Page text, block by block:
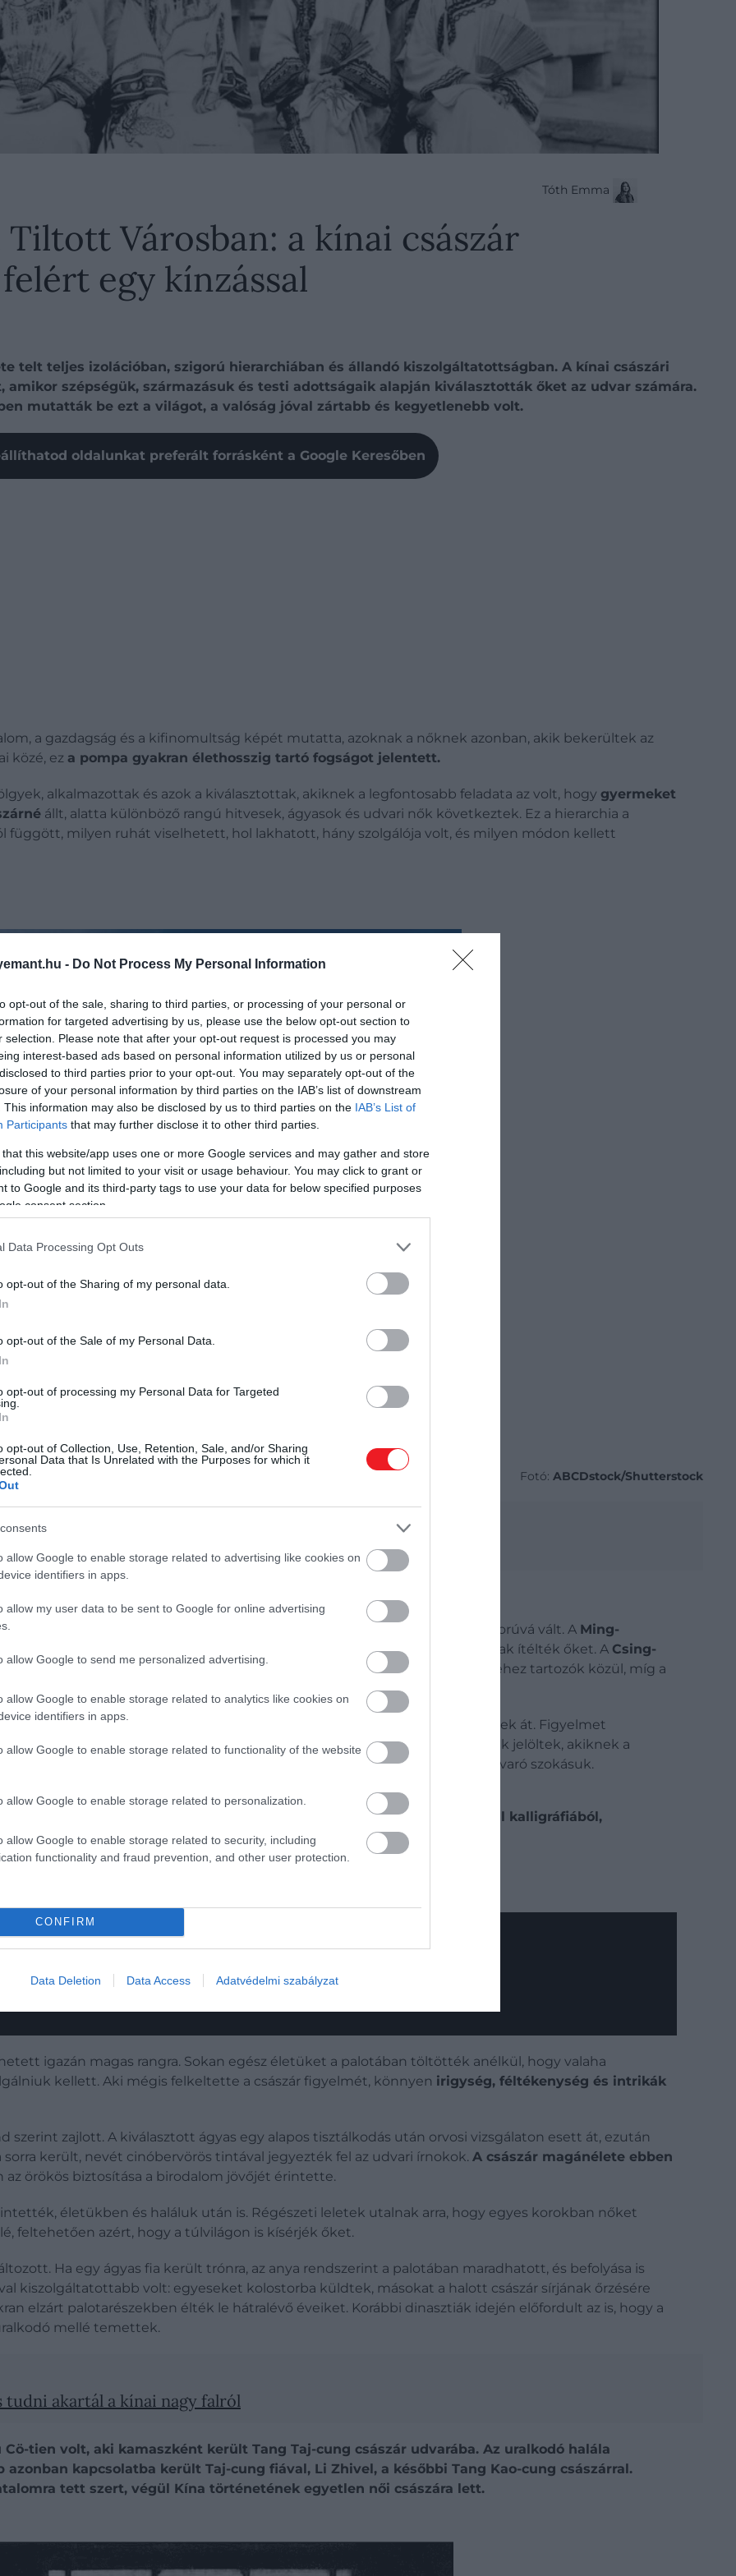
- Do Not Process My Personal Information
opt-out of the sale, sharing to third parties, or processing of your personal or
for targeted advertising by us, please use the below opt-out section to
selection. Please note that after your opt-out request is processed you may
interest-based ads based on personal information utilized by us or personal
to third parties prior to your opt-out. You may separately opt-out of the
of your personal information by third parties on the IAB’s list of downstream
This information may also be disclosed by us to third parties on the IAB’s List of
Participants that may further disclose it to other third parties.
that this website/app uses one or more Google services and may gather and store
but not limited to your visit or usage behaviour. You may click to grant or
to Google and its third-party tags to use your data for below specified purposes
consent section.
Data Processing Opt Outs
opt-out of the Sharing of my personal data.
opt-out of the Sale of my Personal Data.
opt-out of processing my Personal Data for Targeted
opt-out of Collection, Use, Retention, Sale, and/or Sharing
Data that Is Unrelated with the Purposes for which it
allow Google to enable storage related to advertising like cookies on
identifiers in apps.
allow my user data to be sent to Google for online advertising
allow Google to send me personalized advertising.
allow Google to enable storage related to analytics like cookies on
identifiers in apps.
allow Google to enable storage related to functionality of the website
allow Google to enable storage related to personalization.
allow Google to enable storage related to security, including
functionality and fraud prevention, and other user protection.
CONFIRM
Data Deletion Data Access Adatvédelmi szabályzat
Tóth Emma
Városban: a kínai császár
egy kínzással
telt teljes izolációban, szigorú hierarchiában és állandó kiszolgáltatottságban. A kínai császári
amikor szépségük, származásuk és testi adottságaik alapján kiválasztották őket az udvar számára.
mutatták be ezt a világot, a valóság jóval zártabb és kegyetlenebb volt.
oldalunkat preferált forrásként a Google Keresőben
a gazdagság és a kifinomultság képét mutatta, azoknak a nőknek azonban, akik bekerültek az
közé, ez a pompa gyakran élethosszig tartó fogságot jelentett.
alkalmazottak és azok a kiválasztottak, akiknek a legfontosabb feladata az volt, hogy gyermeket
állt, alatta különböző rangú hitvesek, ágyasok és udvari nők következtek. Ez a hierarchia a
függött, milyen ruhát viselhetett, hol lakhatott, hány szolgálója volt, és milyen módon kellett
Fotó: ABCDstock/Shutterstock
maradványait találták meg Kínában
idején megjelent, a Ming- és Csing-korban azonban különösen szigorúvá vált. A Ming-
be a kiválasztási folyamatba, akik nem voltak férjnél, és fizikailag alkalmasnak ítélték őket. A Csing-
mongol családok lányait választották ki, elsősorban a Nyolc Zászló rendszeréhez tartozók közül, míg a
a Tiltott VárosShenwu
nevű kapujához, ahol részletes vizsgálatokon estek át. Figyelmet
de még az alvási szokásaikat is megvizsgálták. A források szerint voltak jelöltek, akiknek a
kiderüljön, horkolnak-e, sokat mozognak-e éjjel, vagy van-e bármilyen zavaró szokásuk.
járniuk, beszélniük, ülniük, meghajolniuk és viselkedniük. Ezen felül kalligráfiából,
vettek.
igazán magas rangra. Sokan egész életüket a palotában töltötték anélkül, hogy valaha
kellett. Aki mégis felkeltette a császár figyelmét, könnyen irigység, féltékenység és intrikák
szerint zajlott. A kiválasztott ágyas egy alapos tisztálkodás után orvosi vizsgálaton esett át, ezután
került, nevét cinóbervörös tintával jegyezték fel az udvari írnokok. A császár magánélete ebben
az örökös biztosítása a birodalom jövőjét érintette.
életükben és haláluk után is. Régészeti leletek utalnak arra, hogy egyes korokban nőket
feltehetően azért, hogy a túlvilágon is kísérjék őket.
Ha egy ágyas fia került trónra, az anya rendszerint a palotában maradhatott, és befolyása is
kiszolgáltatottabb volt: egyeseket kolostorba küldtek, másokat a halott császár sírjának őrzésére
elzárt palotarészekben élték le hátralévő éveiket. Korábbi dinasztiák idején előfordult az is, hogy a
mellé temettek.
akartál a kínai nagy falról
tien volt, aki kamaszként került Tang Taj-cung császár udvarába. Az uralkodó halála
kapcsolatba került Taj-cung fiával, Li Zhivel, a későbbi Tang Kao-cung császárral.
tett szert, végül Kína történetének egyetlen női császára lett.